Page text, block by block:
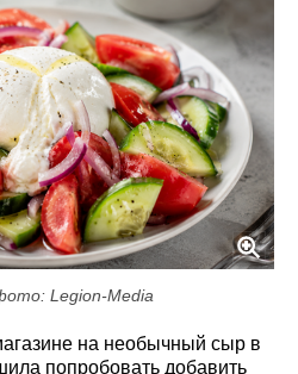
Legion-Media
на необычный сыр в
попробовать добавить